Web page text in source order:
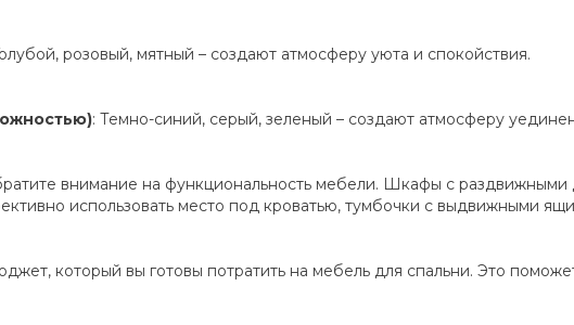
розовый, мятный – создают атмосферу уюта и спокойствия.
: Темно-синий, серый, зеленый – создают атмосферу
внимание на функциональность мебели. Шкафы с раздвижными
использовать место под кроватью, тумбочки с выдвижными
который вы готовы потратить на мебель для спальни. Это